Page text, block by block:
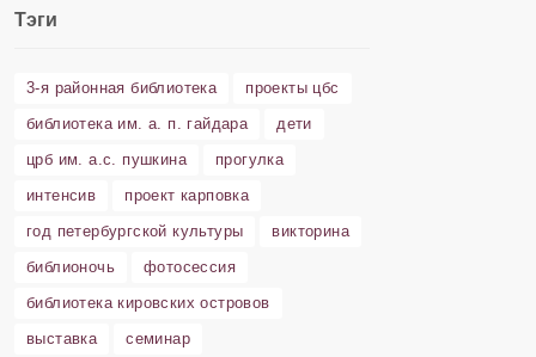
Тэги
3-я районная библиотека
проекты цбс
библиотека им. а. п. гайдара
дети
црб им. а.с. пушкина
прогулка
интенсив
проект карповка
год петербургской культуры
викторина
библионочь
фотосессия
библиотека кировских островов
выставка
семинар